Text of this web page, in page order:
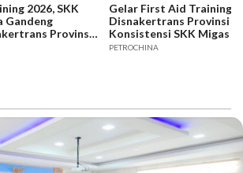
2026, SKK
Gandeng
Provinsi
Gelar First Aid Training
Disnakertrans Provinsi
Konsistensi SKK Migas -
PETROCHINA